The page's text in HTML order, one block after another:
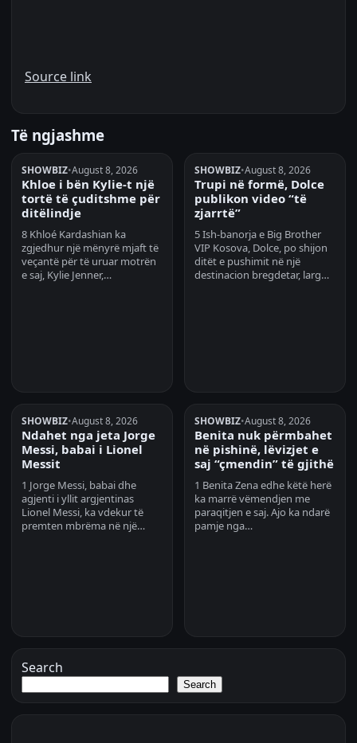
Source link
Të ngjashme
SHOWBIZ•August 8, 2026
Khloe i bën Kylie-t një
tortë të çuditshme për
ditëlindje
8 Khloé Kardashian ka
zgjedhur një mënyrë mjaft të
veçantë për të uruar motrën
e saj, Kylie Jenner,…
SHOWBIZ•August 8, 2026
Trupi në formë, Dolce
publikon video “të
zjarrtë”
5 Ish-banorja e Big Brother
VIP Kosova, Dolce, po shijon
ditët e pushimit në një
destinacion bregdetar, larg…
SHOWBIZ•August 8, 2026
Ndahet nga jeta Jorge
Messi, babai i Lionel
Messit
1 Jorge Messi, babai dhe
agjenti i yllit argjentinas
Lionel Messi, ka vdekur të
premten mbrëma në një…
SHOWBIZ•August 8, 2026
Benita nuk përmbahet
në pishinë, lëvizjet e
saj “çmendin” të gjithë
1 Benita Zena edhe këtë herë
ka marrë vëmendjen me
paraqitjen e saj. Ajo ka ndarë
pamje nga…
Search
Search